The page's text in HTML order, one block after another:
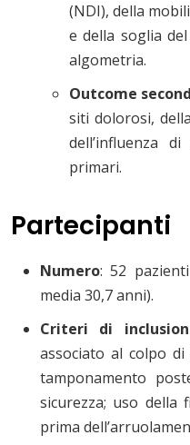
(NDI), della
e della soglia
algometria.
Outcome
siti dolorosi,
dell’influenza
primari.
Partecipanti
Numero: 52
media 30,7 anni).
Criteri di
associato al colpo
tamponamento
sicurezza; uso della
prima